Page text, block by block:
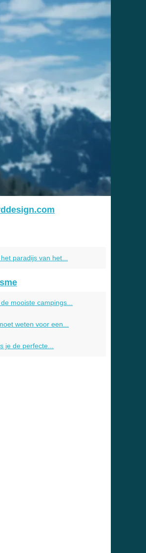
paradijs van het...
mooiste campings...
weten voor een...
je de perfecte...